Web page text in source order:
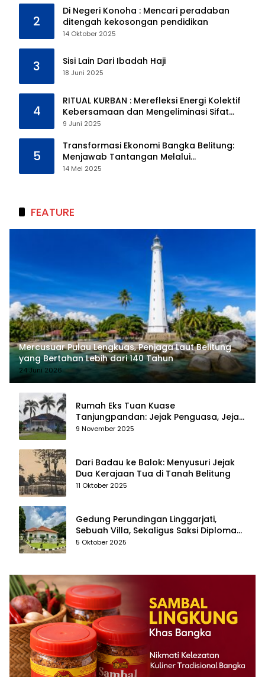
2
Di Negeri Konoha : Mencari peradaban
ditengah kekosongan pendidikan
14 Oktober 2025
3 Sisi Lain Dari Ibadah Haji
18 Juni 2025
4
RITUAL KURBAN : Merefleksi Energi Kolektif
Kebersamaan dan Mengeliminasi Sifat
Kebinatangan Manusia
9 Juni 2025
5
Transformasi Ekonomi Bangka Belitung:
Menjawab Tantangan Melalui
Pengelolaan Sumber Daya Alam yang
14 Mei 2025
FEATURE
Mercusuar Pulau Lengkuas, Penjaga Laut Belitung
yang Bertahan Lebih dari 140 Tahun
24 Juni 2026
Rumah Eks Tuan Kuase
Tanjungpandan: Jejak Penguasa, Jejak
Kenangan
9 November 2025
Dari Badau ke Balok: Menyusuri Jejak
Dua Kerajaan Tua di Tanah Belitung
11 Oktober 2025
Gedung Perundingan Linggarjati,
Sebuah Villa, Sekaligus Saksi Diplomasi
yang Mengubah Arah Bangsa
5 Oktober 2025